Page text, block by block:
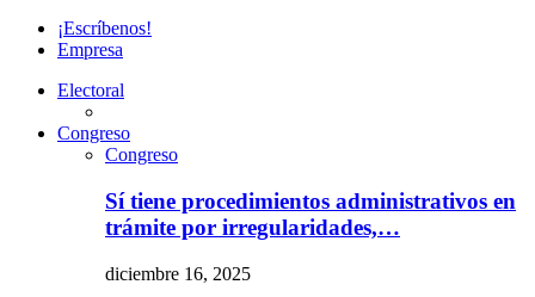
¡Escríbenos!
Empresa
Electoral
Congreso
Congreso
Sí tiene procedimientos administrativos en
trámite por irregularidades,…
diciembre 16, 2025